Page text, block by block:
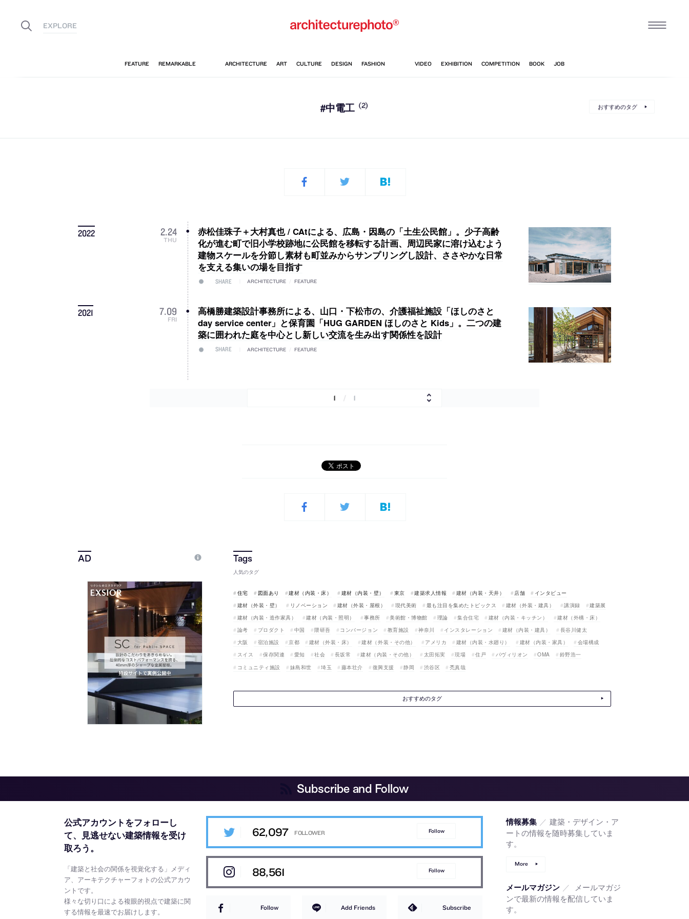
#中電工 (2) おすすめのタグ
2022 2.24
THU
赤松佳珠子＋大村真也 / CAtによる、広島・因島の「土生公民館」。少子高齢
化が進む町で旧小学校跡地に公民館を移転する計画、周辺民家に溶け込むよう
建物スケールを分節し素材も町並みからサンプリングし設計、ささやかな日常
を支える集いの場を目指す
SHARE ARCHITECTURE FEATURE
2021 7.09
FRI
高橋勝建築設計事務所による、山口・下松市の、介護福祉施設「ほしのさと
day service center」と保育園「HUG GARDEN ほしのさと Kids」。二つの建
築に囲われた庭を中心とし新しい交流を生み出す関係性を設計
SHARE ARCHITECTURE FEATURE
1 / 1
人気のタグ
住宅 図面あり 建材（内装・床） 建材（内装・壁） 東京 建築求人情報 建材（内装・天井） 店舗
インタビュー
建材（外装・壁）
リノベーション 建材（外装・屋根） 現代美術 最も注目を集めたトピックス 建材（外装・建具） 講演録
建築展
建材（内装・造作家具）
建材（内装・照明） 事務所 美術館・博物館 理論 集合住宅 建材（内装・キッチン）
建材（外構・床）
論考
プロダクト 中国 隈研吾 コンバージョン 教育施設 神奈川 インスタレーション 建材（内装・建具）
長谷川健太
大阪
宿泊施設 京都 建材（外装・床） 建材（外装・その他） アメリカ 建材（内装・水廻り） 建材（内装・家具）
会場構成
スイス
保存関連 愛知 社会 長坂常 建材（内装・その他） 太田拓実 現場 住戸 パヴィリオン OMA
鈴野浩一
コミュニティ施設
妹島和世 埼玉 藤本壮介 復興支援 静岡 渋谷区 禿真哉
おすすめのタグ
Subscribe and Follow
公式アカウントをフォローし
て、
見逃せない建築情報を受け
取ろう。
「建築と社会の関係を視覚化する」メディ
ア、アーキテクチャーフォトの公式アカウ
ントです。
様々な切り口による複眼的視点で建築に関
する情報を最速でお届けします。
62,097 Follow
88,561 Follow
Follow Add Friends Subscribe
情報募集 ／ 建築・デザイン・ア
ートの情報を随時募集していま
す。
More
メールマガジン ／
メールマガジ
ンで最新の情報を配信していま
す。